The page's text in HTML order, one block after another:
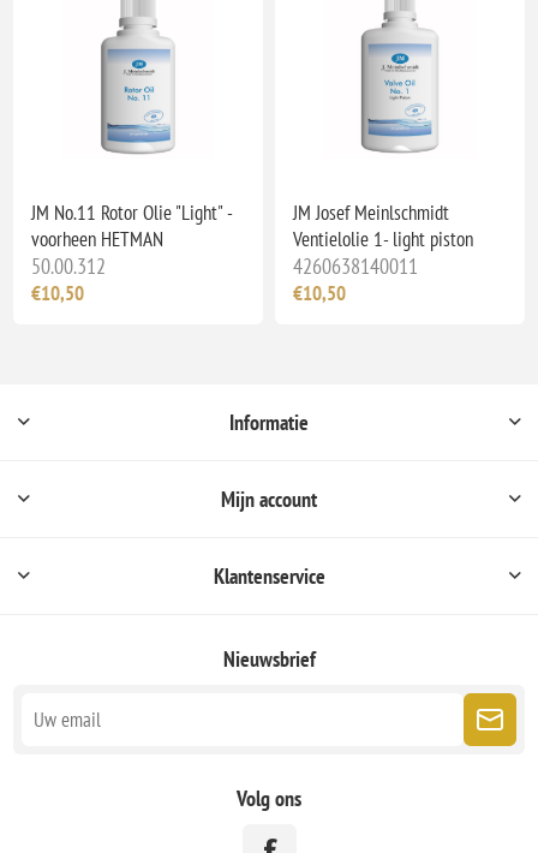
JM No.11 Rotor Olie "Light" -
voorheen HETMAN
50.00.312
€10,50
JM Josef Meinlschmidt
Ventielolie 1- light piston
4260638140011
€10,50
Informatie
Mijn account
Klantenservice
Nieuwsbrief
Volg ons